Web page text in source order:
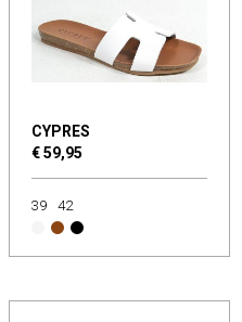
CYPRES
€ 59,95
39 42